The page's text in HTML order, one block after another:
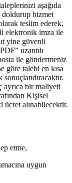
aşağıda
hizmet
teslim ederek,
elektronik imza ile
yine güvenli
uzantılı
ile göndermeniz
talebi en kısa
bir maliyeti
Kişisel
alınabilecektir.
etme,
uygun